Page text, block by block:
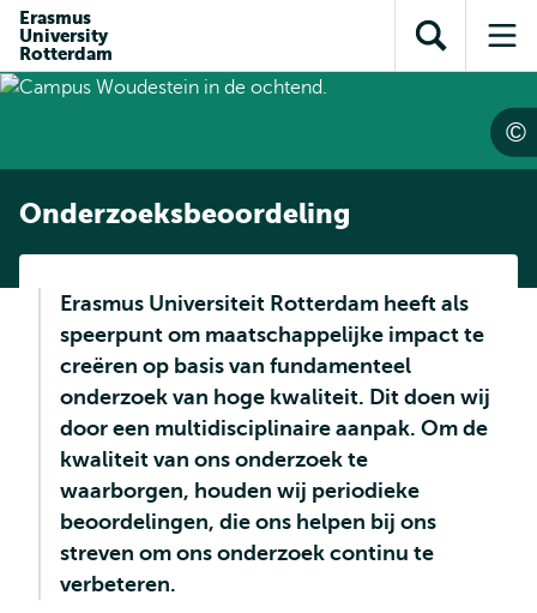
inhoud
gaan
gaan
Direct naar
subnavigatie
Erasmus
University
Rotterdam
Toon
zoekveld
Onderzoeksbeoordeling
Erasmus Universiteit Rotterdam heeft als
speerpunt om maatschappelijke impact te
creëren op basis van fundamenteel
onderzoek van hoge kwaliteit. Dit doen wij
door een multidisciplinaire aanpak. Om de
kwaliteit van ons onderzoek te
waarborgen, houden wij periodieke
beoordelingen, die ons helpen bij ons
streven om ons onderzoek continu te
verbeteren.